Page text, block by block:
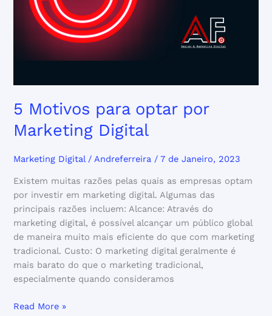
5 Motivos para optar por
Marketing Digital
Marketing Digital/Andreferreira /7 de Janeiro, 2023
Existem muitas razões pelas quais as empresas optam
por investir em marketing digital. Algumas das
principais razões incluem: Alcance: Através do
marketing digital, é possível alcançar um público global
de maneira muito mais eficiente do que com marketing
tradicional. Custo: O marketing digital geralmente é
mais barato do que o marketing tradicional,
especialmente quando consideramos
Read More »